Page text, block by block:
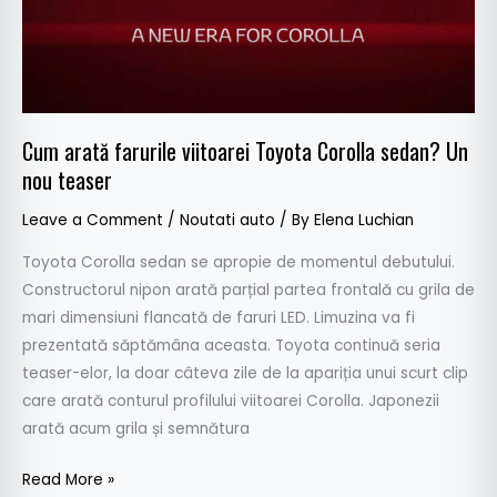
Cum arată farurile viitoarei Toyota Corolla sedan? Un
nou teaser
Leave a Comment / Noutati auto / By Elena Luchian
Toyota Corolla sedan se apropie de momentul debutului.
Constructorul nipon arată parțial partea frontală cu grila de
mari dimensiuni flancată de faruri LED. Limuzina va fi
prezentată săptămâna aceasta. Toyota continuă seria
teaser-elor, la doar câteva zile de la apariția unui scurt clip
care arată conturul profilului viitoarei Corolla. Japonezii
arată acum grila și semnătura
Read More »